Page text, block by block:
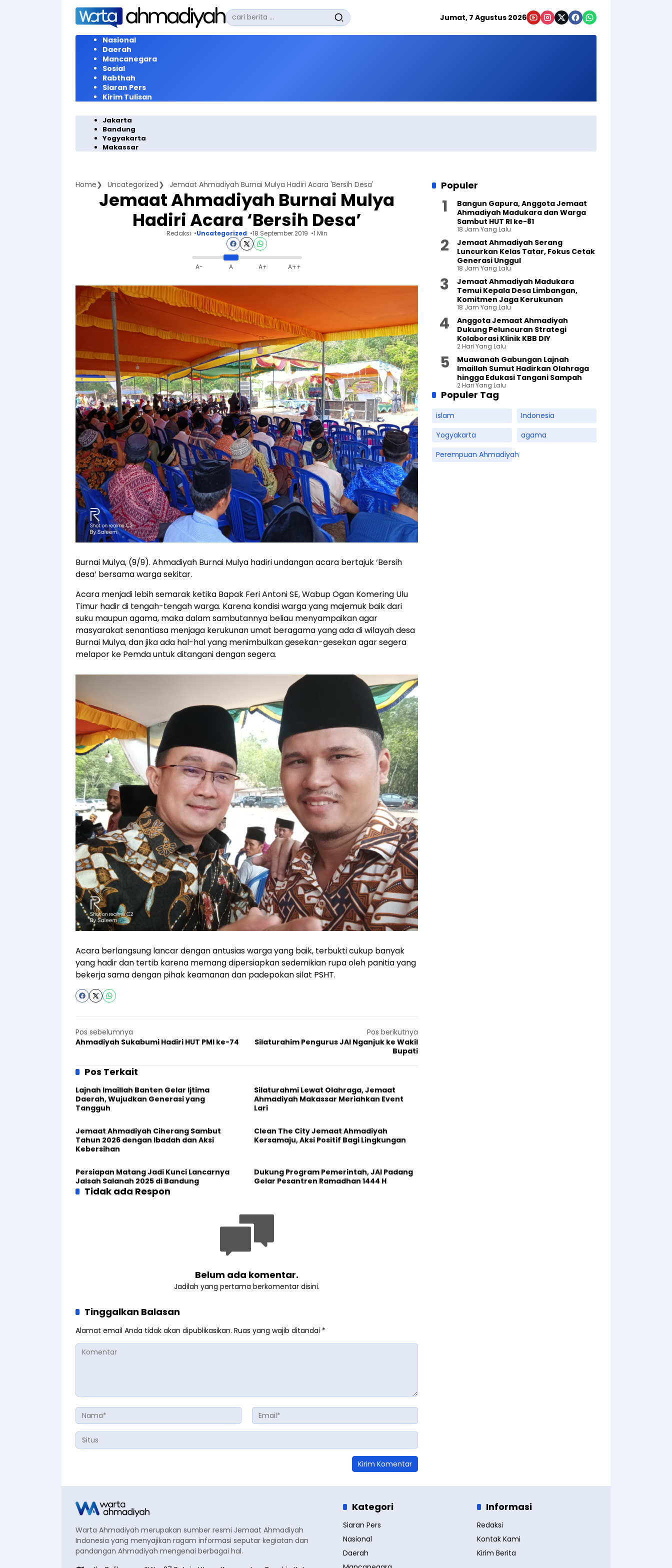
Langsung
konten
Pencarian
untuk:
Jumat, 7 Agustus 2026
Nasional
Daerah
Mancanegara
Sosial
Rabthah
Siaran Pers
Kirim Tulisan
Jakarta
Bandung
Yogyakarta
Makassar
Home Uncategorized Jemaat Ahmadiyah Burnai Mulya Hadiri Acara 'Bersih Desa'
Jemaat Ahmadiyah Burnai Mulya
Hadiri Acara ‘Bersih Desa’
Redaksi Uncategorized 18 September 2019 1 Min
A- A A+ A++
Burnai Mulya, (9/9). Ahmadiyah Burnai Mulya hadiri undangan acara bertajuk ‘Bersih
desa’ bersama warga sekitar.
Acara menjadi lebih semarak ketika Bapak Feri Antoni SE, Wabup Ogan Komering Ulu
Timur hadir di tengah-tengah warga. Karena kondisi warga yang majemuk baik dari
suku maupun agama, maka dalam sambutannya beliau menyampaikan agar
masyarakat senantiasa menjaga kerukunan umat beragama yang ada di wilayah desa
Burnai Mulya, dan jika ada hal-hal yang menimbulkan gesekan-gesekan agar segera
melapor ke Pemda untuk ditangani dengan segera.
Acara berlangsung lancar dengan antusias warga yang baik, terbukti cukup banyak
yang hadir dan tertib karena memang dipersiapkan sedemikian rupa oleh panitia yang
bekerja sama dengan pihak keamanan dan padepokan silat PSHT.
Pos sebelumnya
Ahmadiyah Sukabumi Hadiri HUT PMI ke-74
Pos berikutnya
Silaturahim Pengurus JAI Nganjuk ke Wakil
Bupati
Pos Terkait
Lajnah Imaillah Banten Gelar Ijtima
Daerah, Wujudkan Generasi yang
Tangguh
Silaturahmi Lewat Olahraga, Jemaat
Ahmadiyah Makassar Meriahkan Event
Lari
Jemaat Ahmadiyah Ciherang Sambut
Tahun 2026 dengan Ibadah dan Aksi
Kebersihan
Clean The City Jemaat Ahmadiyah
Kersamaju, Aksi Positif Bagi Lingkungan
Persiapan Matang Jadi Kunci Lancarnya
Jalsah Salanah 2025 di Bandung
Dukung Program Pemerintah, JAI Padang
Gelar Pesantren Ramadhan 1444 H
Tidak ada Respon
Belum ada komentar.
Jadilah yang pertama berkomentar disini.
Tinggalkan Balasan
Alamat email Anda tidak akan dipublikasikan. Ruas yang wajib ditandai *
Populer
Bangun Gapura, Anggota Jemaat
Ahmadiyah Madukara dan Warga
Sambut HUT RI ke-81
18 Jam Yang Lalu
Jemaat Ahmadiyah Serang
Luncurkan Kelas Tatar, Fokus Cetak
Generasi Unggul
18 Jam Yang Lalu
Jemaat Ahmadiyah Madukara
Temui Kepala Desa Limbangan,
Komitmen Jaga Kerukunan
18 Jam Yang Lalu
Anggota Jemaat Ahmadiyah
Dukung Peluncuran Strategi
Kolaborasi Klinik KBB DIY
2 Hari Yang Lalu
Muawanah Gabungan Lajnah
Imaillah Sumut Hadirkan Olahraga
hingga Edukasi Tangani Sampah
2 Hari Yang Lalu
Populer Tag
islam
Indonesia
Yogyakarta
agama
Perempuan Ahmadiyah
Warta Ahmadiyah merupakan sumber resmi Jemaat Ahmadiyah
Indonesia yang menyajikan ragam informasi seputar kegiatan dan
pandangan Ahmadiyah mengenai berbagai hal.
Kategori
Siaran Pers
Nasional
Daerah
Informasi
Redaksi
Kontak Kami
Kirim Berita